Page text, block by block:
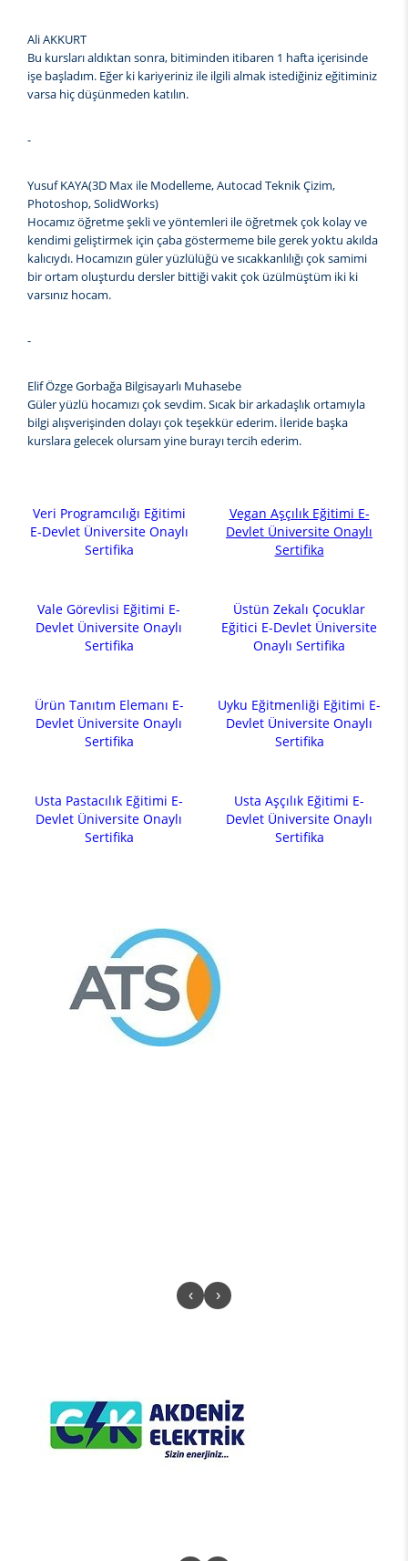
Ali AKKURT
Bu kursları aldıktan sonra, bitiminden itibaren 1 hafta içerisinde
işe başladım. Eğer ki kariyeriniz ile ilgili almak istediğiniz eğitiminiz
varsa hiç düşünmeden katılın.
-
Yusuf KAYA(3D Max ile Modelleme, Autocad Teknik Çizim,
Photoshop, SolidWorks)
Hocamız öğretme şekli ve yöntemleri ile öğretmek çok kolay ve
kendimi geliştirmek için çaba göstermeme bile gerek yoktu akılda
kalıcıydı. Hocamızın güler yüzlülüğü ve sıcakkanlılığı çok samimi
bir ortam oluşturdu dersler bittiği vakit çok üzülmüştüm iki ki
varsınız hocam.
-
Elif Özge Gorbağa Bilgisayarlı Muhasebe
Güler yüzlü hocamızı çok sevdim. Sıcak bir arkadaşlık ortamıyla
bilgi alışverişinden dolayı çok teşekkür ederim. İleride başka
kurslara gelecek olursam yine burayı tercih ederim.
Veri Programcılığı Eğitimi
E-Devlet Üniversite Onaylı
Sertifika
Vegan Aşçılık Eğitimi E-
Devlet Üniversite Onaylı
Sertifika
Vale Görevlisi Eğitimi E-
Devlet Üniversite Onaylı
Sertifika
Üstün Zekalı Çocuklar
Eğitici E-Devlet Üniversite
Onaylı Sertifika
Ürün Tanıtım Elemanı E-
Devlet Üniversite Onaylı
Sertifika
Uyku Eğitmenliği Eğitimi E-
Devlet Üniversite Onaylı
Sertifika
Usta Pastacılık Eğitimi E-
Devlet Üniversite Onaylı
Sertifika
Usta Aşçılık Eğitimi E-
Devlet Üniversite Onaylı
Sertifika
‹ ›